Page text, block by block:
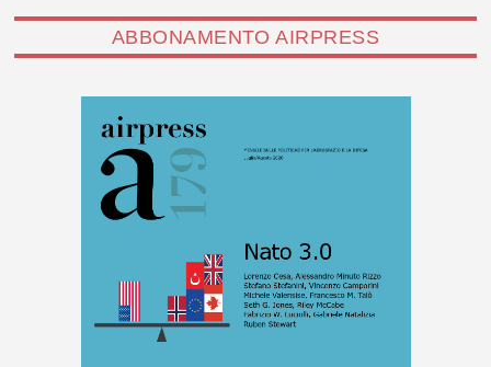
ABBONAMENTO AIRPRESS